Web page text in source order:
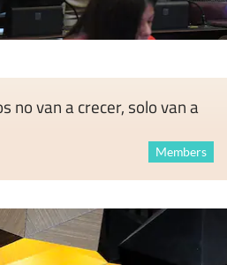
no van a crecer, solo van a
Members